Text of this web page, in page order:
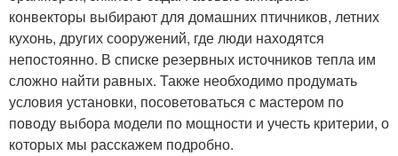
конвекторы выбирают для домашних птичников, летних
кухонь, других сооружений, где люди находятся
непостоянно. В списке резервных источников тепла им
сложно найти равных. Также необходимо продумать
условия установки, посоветоваться с мастером по
поводу выбора модели по мощности и учесть критерии, о
которых мы расскажем подробно.